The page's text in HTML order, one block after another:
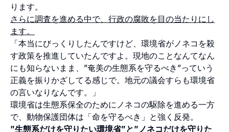
ります。
さらに調査を進める中で、行政の腐敗を目の当たりにし
ます。
「本当にびっくりしたんですけど、環境省がノネコを殺
す政策を推進していたんですよ。現地のことなんてなん
にも知らないまま、”奄美の生態系を守るべき”っていう
正義を振りかざしてる感じで。地元の議会すらも環境省
の言いなりなんです。」
環境省は生態系保全のためにノネコの駆除を進める一方
で、動物保護団体は「命を守るべき」と強く反発。
”生態系だけを守りたい環境省”と”ノネコだけを守りた